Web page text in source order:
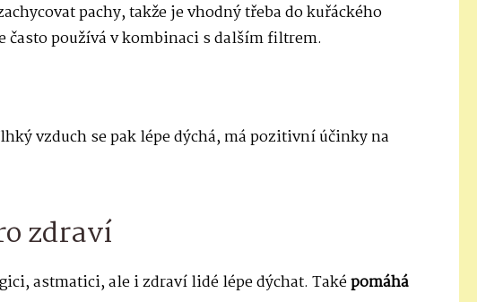
pachy, takže je vhodný třeba do kuřáckého
často používá v kombinaci s dalším filtrem.
vzduch se pak lépe dýchá, má pozitivní účinky na
zdraví
astmatici, ale i zdraví lidé lépe dýchat. Taképomáhá